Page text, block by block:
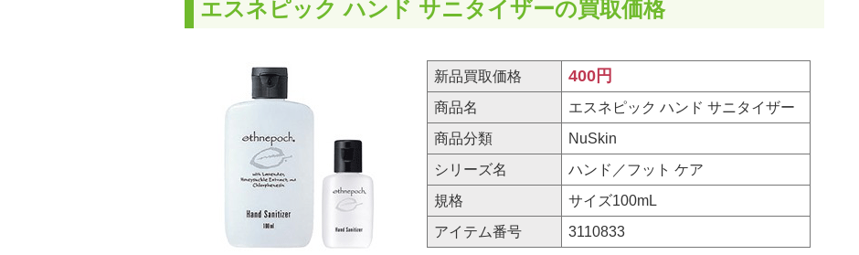
エスネピック ハンド サニタイザーの買取価格
新品買取価格 400円
商品名
エスネピック ハンド サニタイザー
商品分類
NuSkin
シリーズ名
ハンド／フット ケア
規格
サイズ100mL
アイテム番号
3110833